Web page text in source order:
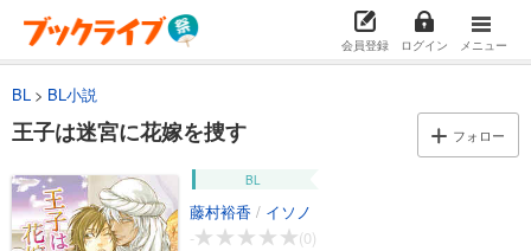
会員登録 ログイン メニュー
BL BL小説
王子は迷宮に花嫁を捜す フォロー
BL
藤村裕香 / イソノ
-
(0)